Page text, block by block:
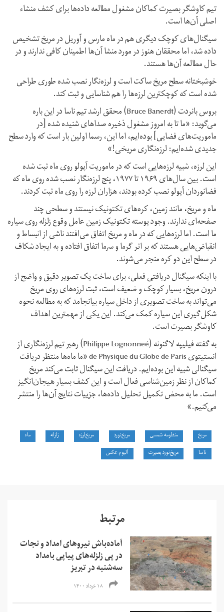
تیم کاوشگر بصیرت کماکان مشغول مطالعه داده‌ها برای کشف منشاء
اصلی آن‌ها است.
سیگنال‌های کوچک دیگری هم در ماه مارس و آوریل در مریخ تشخیص
داده شد، اما محققان هنوز در مورد منشا آن‌ها اطمینان کافی ندارند و در
حال مطالعه آن‌ها هستند.
خوشبختانه سطح مریخ ساکت است و لرزه‌نگار نصب شده طوری طراحی
شده است که کوچکترین لرزه‌ها را هم شناسایی و ثبت کند.
بروس بانردت (Bruce Banerdt) محقق ارشد تیم ناسا در این باره
می‌گوید: «ما تا به امروز مشغول ذخیره صداهای شنیده شده [در
ماموریت‌های فضایی] بوده‌ایم، اما این، رسما اولین بار است که وارد سطح
جدیدی شده‌ایم: لرزه‌نگاری مریخی!»
این لرزه، شبیه لرزه‌هایی است که در ماموریت آپولو روی ماه ثبت شده
است. بین سال‌های ۱۹۶۹ تا ۱۹۷۷، پنج لرزه‌نگار نصب شده روی ماه که
فضانوردان آپولو نصب کرده بودند، هزاران لرزه را روی ماه ثبت کردند.
ماه و مریخ، مانند زمین، کره‌های تکتونیک نیستند و سطحی چند
صفحه‌ای ندارند. وجود پوسته تکتونیک زمین عامل وقوع زلزله روی سیاره
ما است. اما لرزه‌هایی که در ماه و مریخ اتفاق می‌افتند ناشی از انبساط و
انقباض‌هایی هستند که بر اثر گرما و سرما اتفاق افتاده و به ایجاد شکاف
در سطح این دو کره منجر می‌شوند.
با اینکه سیگنال دریافتی فعلی، برای ساخت یک تصویر دقیق و واضح از
درون مریخ، بسیار کوچک و ضعیف است، ثبت لرزه‌های روی مریخ
می‌تواند به ساخت تصویری از داخل سیاره بیانجامد که به مطالعه نحوه
شکل‌گیری این سیاره کمک می‌کند. این یکی از مهمترین اهداف
کاوشگر بصیرت است.
به گفته فیلیپه لاگنونه (Philippe Lognonneé) رهبر تیم لرزه‌نگاری از
انستیتوی de Physique du Globe de Paris «ما ماه‌ها منتظر دریافت
سیگنالی شبیه این بوده‌ایم. دریافت این سیگنال ثابت می‌کند مریخ
کماکان از نظر زمین‌شناسی فعال است و این کشف بسیار هیجان‌انگیز
است. ما به محض تکمیل تحلیل داده‌ها، جزییات نتایج آن‌ها را منتشر
می‌کنیم.»
مریخ منظومه شمسی مریخ‌نورد مریخ‌لرزه زلزله
ماه
ناسا
مریخ‌نورد بصیرت آلبوم عکس
مرتبط
آماده‌باش نیروهای امداد و نجات
در پی زلزله‌های پیاپی بامداد
سه‌شنبه در تبریز
۱۸ خرداد ۱۴۰۰